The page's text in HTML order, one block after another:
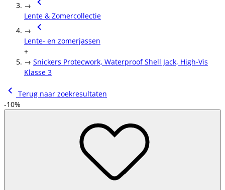
→
Lente & Zomercollectie
→
Lente- en zomerjassen
+
→ Snickers Protecwork, Waterproof Shell Jack, High-Vis
Klasse 3
Terug naar zoekresultaten
-10%